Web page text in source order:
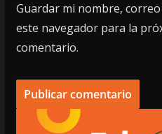
Guardar mi nombre,
este navegador para la
comentario.